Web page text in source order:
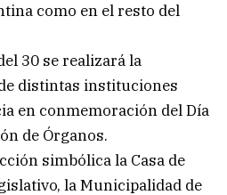
como en el resto del
30 se realizará la
distintas instituciones
en conmemoración del Día
de Órganos.
simbólica la Casa de
la Municipalidad de